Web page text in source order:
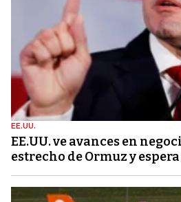
EE.UU.
EE.UU. ve avances en
estrecho de Ormuz y